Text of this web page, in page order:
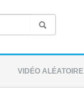
VIDÉO ALÉATOIRE